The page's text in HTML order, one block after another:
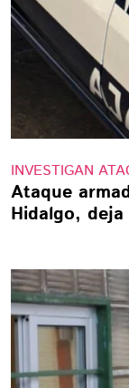
INVESTIGAN
Ataque
Hidalgo,